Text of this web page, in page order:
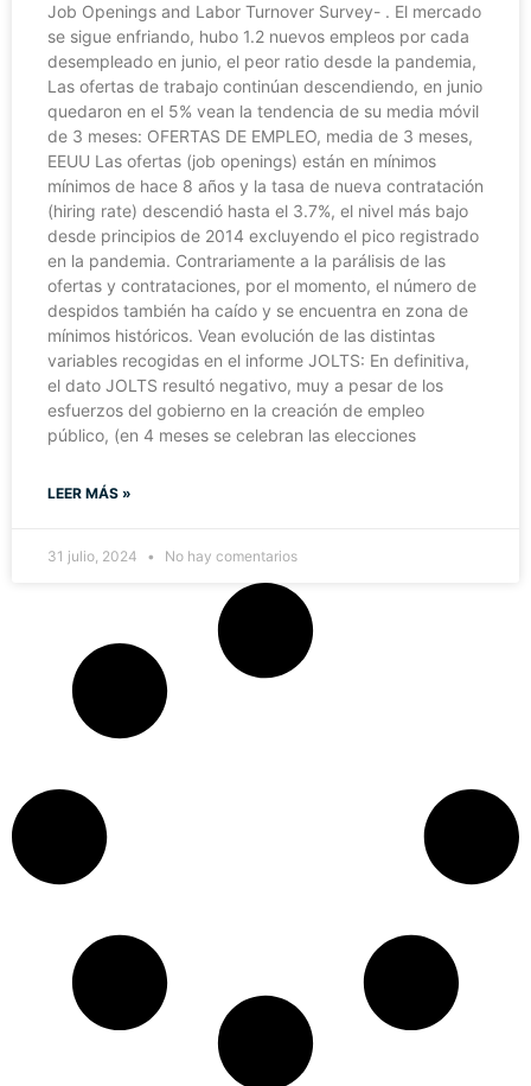
Job Openings and Labor Turnover Survey- . El mercado
se sigue enfriando, hubo 1.2 nuevos empleos por cada
desempleado en junio, el peor ratio desde la pandemia,
Las ofertas de trabajo continúan descendiendo, en junio
quedaron en el 5% vean la tendencia de su media móvil
de 3 meses: OFERTAS DE EMPLEO, media de 3 meses,
EEUU Las ofertas (job openings) están en mínimos
mínimos de hace 8 años y la tasa de nueva contratación
(hiring rate) descendió hasta el 3.7%, el nivel más bajo
desde principios de 2014 excluyendo el pico registrado
en la pandemia. Contrariamente a la parálisis de las
ofertas y contrataciones, por el momento, el número de
despidos también ha caído y se encuentra en zona de
mínimos históricos. Vean evolución de las distintas
variables recogidas en el informe JOLTS: En definitiva,
el dato JOLTS resultó negativo, muy a pesar de los
esfuerzos del gobierno en la creación de empleo
público, (en 4 meses se celebran las elecciones
LEER MÁS »
31 julio, 2024 No hay comentarios